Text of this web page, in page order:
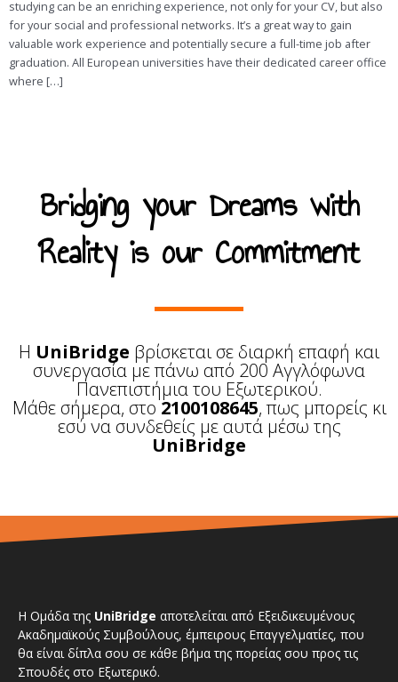
studying can be an enriching experience, not only for your CV, but also
for your social and professional networks. It’s a great way to gain
valuable work experience and potentially secure a full-time job after
graduation. All European universities have their dedicated career office
where […]
Bridging your Dreams with
Reality is our Commitment
Η UniBridge βρίσκεται σε διαρκή επαφή και
συνεργασία με πάνω από 200 Αγγλόφωνα
Πανεπιστήμια του Εξωτερικού.
Μάθε σήμερα, στο2100108645, πως μπορείς κι
εσύ να συνδεθείς με αυτά μέσω της
UniBridge
Η Ομάδα της UniBridge αποτελείται από Εξειδικευμένους
Ακαδημαϊκούς Συμβούλους, έμπειρους Επαγγελματίες, που
θα είναι δίπλα σου σε κάθε βήμα της πορείας σου προς τις
Σπουδές στο Εξωτερικό.